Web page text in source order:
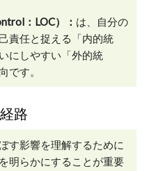
：LOC）： は、自分の
責任と捉える「内的統
にしやすい「外的統
です。
路
す影響を理解するために
明らかにすることが重要